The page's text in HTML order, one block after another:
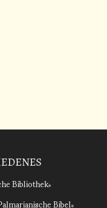
Bibliothek